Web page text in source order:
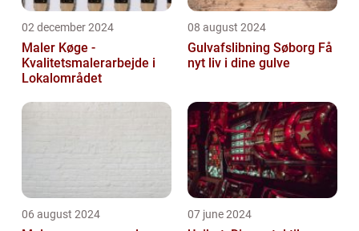
02 december 2024
Maler Køge -
Kvalitetsmalerarbejde i
Lokalområdet
08 august 2024
Gulvafslibning Søborg Få
nyt liv i dine gulve
06 august 2024 07 june 2024